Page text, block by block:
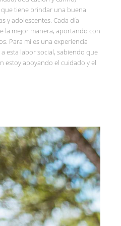
tiene brindar una buena
y adolescentes. Cada día
la mejor manera, aportando con
Para mí es una experiencia
esta labor social, sabiendo que
estoy apoyando el cuidado y el